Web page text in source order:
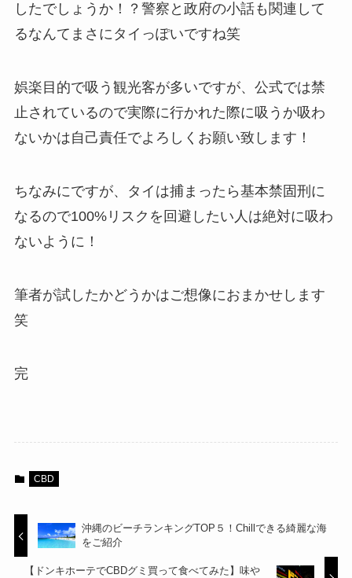
したでしょうか！？警察と政府の小話も関連して
るなんてまさにタイっぽいですね笑
娯楽目的で吸う観光客が多いですが、公式では禁
止されているので実際に行かれた際に吸うか吸わ
ないかは自己責任でよろしくお願い致します！
ちなみにですが、タイは捕まったら基本禁固刑に
なるので100%リスクを回避したい人は絶対に吸わ
ないように！
筆者が試したかどうかはご想像におまかせします
笑
完
CBD
沖縄のビーチランキングTOP５！Chillできる綺麗な海
をご紹介
【ドンキホーテでCBDグミ買って食べてみた】味や